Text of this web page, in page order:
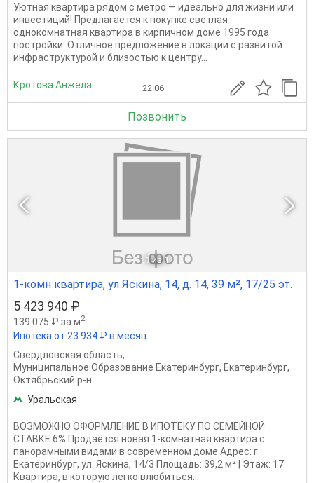
Уютная квартира рядом с метро — идеально для жизни или
инвестиций! Предлагается к покупке светлая
однокомнатная квартира в кирпичном доме 1995 года
постройки. Отличное предложение в локации с развитой
инфраструктурой и близостью к центру...
Кротова Анжела 22.06
Позвонить
1 из 1
1-комн квартира, ул Яскина, 14, д. 14, 39 м², 17/25 эт.
5 423 940 ₽
139 075 ₽ за м2
Ипотека от 23 934 ₽ в месяц
Свердловская область,
Муниципальное Образование Екатеринбург, Екатеринбург,
Октябрьский р-н
Уральская
ВОЗМОЖНО ОФОРМЛЕНИЕ В ИПОТЕКУ ПО СЕМЕЙНОЙ
СТАВКЕ 6% Продаётся новая 1-комнатная квартира с
панорамными видами в современном доме Адрес: г.
Екатеринбург, ул. Яскина, 14/3 Площадь: 39,2 м² | Этаж: 17
Квартира, в которую легко влюбиться...